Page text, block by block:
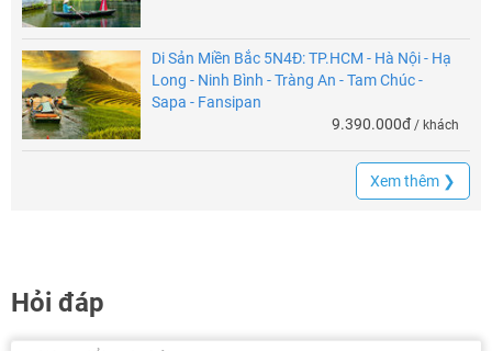
Di Sản Miền Bắc 5N4Đ: TP.HCM - Hà Nội - Hạ
Long - Ninh Bình - Tràng An - Tam Chúc -
Sapa - Fansipan
9.390.000đ / khách
Xem thêm ❯
Hỏi đáp